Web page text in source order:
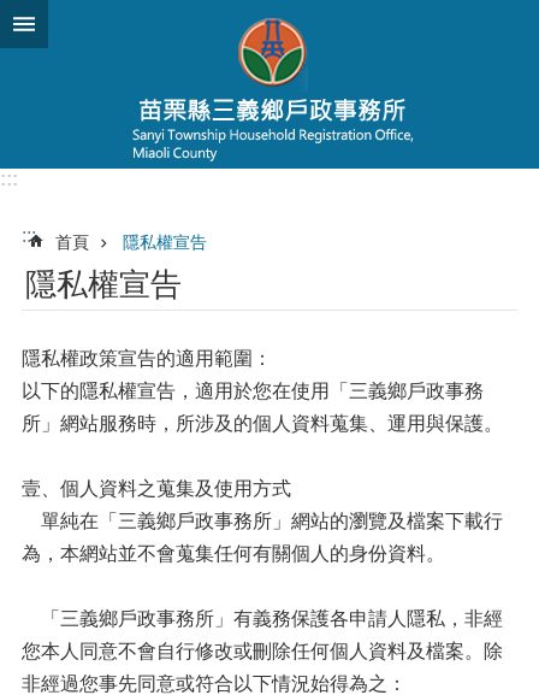
跳到主要內容區塊
:::
::: 首頁 隱私權宣告
隱私權宣告
隱私權政策宣告的適用範圍：
以下的隱私權宣告，適用於您在使用「三義鄉戶政事務
所」網站服務時，所涉及的個人資料蒐集、運用與保護。
壹、個人資料之蒐集及使用方式
單純在「三義鄉戶政事務所」網站的瀏覽及檔案下載行
為，本網站並不會蒐集任何有關個人的身份資料。
「三義鄉戶政事務所」有義務保護各申請人隱私，非經
您本人同意不會自行修改或刪除任何個人資料及檔案。除
非經過您事先同意或符合以下情況始得為之：